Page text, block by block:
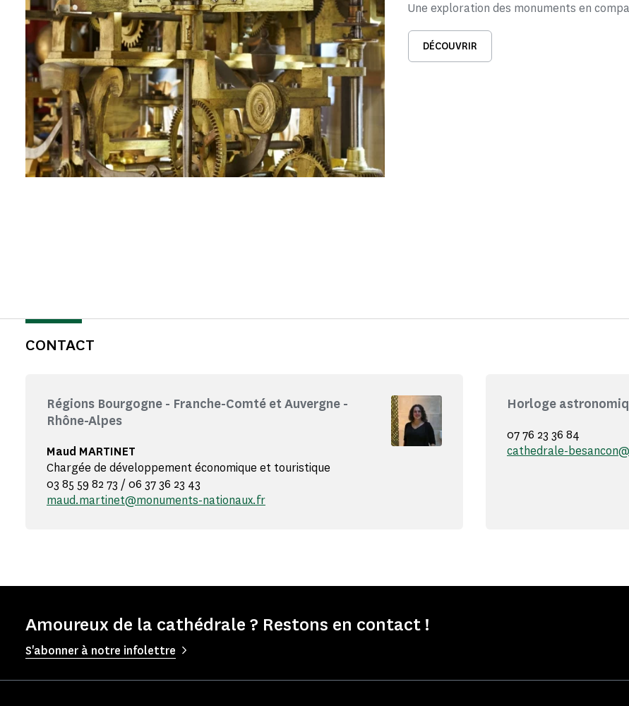
Une exploration des monuments en
DÉCOUVRIR
CONTACT
Régions Bourgogne - Franche-Comté et Auvergne -
Rhône-Alpes
Maud MARTINET
Chargée de développement économique et touristique
03 85 59 82 73 / 06 37 36 23 43
maud.martinet@monuments-nationaux.fr
Horloge
07 76 23 36 84
cathedrale-
Amoureux de la cathédrale ? Restons en contact !
S'abonner à notre infolettre